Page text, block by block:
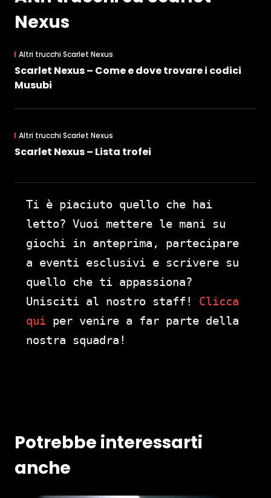
Nexus
Altri trucchi Scarlet Nexus
Scarlet Nexus – Come e dove trovare i codici
Musubi
Altri trucchi Scarlet Nexus
Scarlet Nexus – Lista trofei
Ti è piaciuto quello che hai
letto? Vuoi mettere le mani su
giochi in anteprima, partecipare
a eventi esclusivi e scrivere su
quello che ti appassiona?
Unisciti al nostro staff! Clicca
qui per venire a far parte della
nostra squadra!
Potrebbe interessarti
anche